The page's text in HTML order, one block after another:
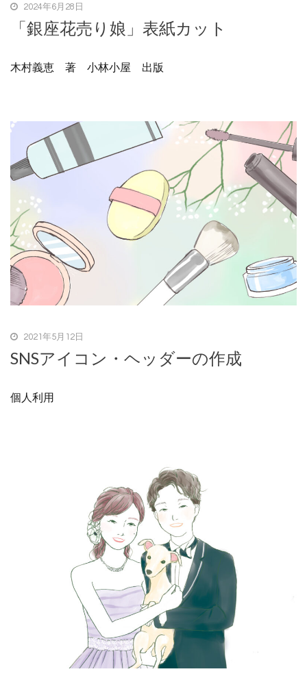
2024年6月28日
「銀座花売り娘」表紙カット
木村義恵 著 小林小屋 出版
2021年5月12日
SNSアイコン・ヘッダーの作成
個人利用